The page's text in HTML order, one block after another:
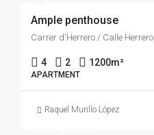
Ample penthouse
4 2 1200m²
APARTMENT
Raquel Murillo López